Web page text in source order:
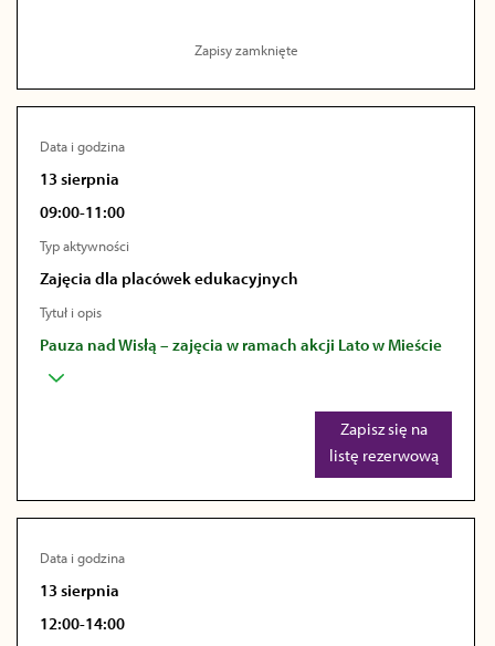
Zapisy zamknięte
Data i godzina
13 sierpnia
09:00-11:00
Typ aktywności
Zajęcia dla placówek edukacyjnych
Tytuł i opis
Pauza nad Wisłą – zajęcia w ramach akcji Lato w Mieście
Zapisz się na
listę rezerwową
Data i godzina
13 sierpnia
12:00-14:00